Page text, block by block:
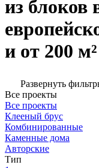
из блоков
и от 200
Развернуть
Все проекты
Все проекты
Клееный брус
Комбинированные
Каменные дома
Авторские
Тип